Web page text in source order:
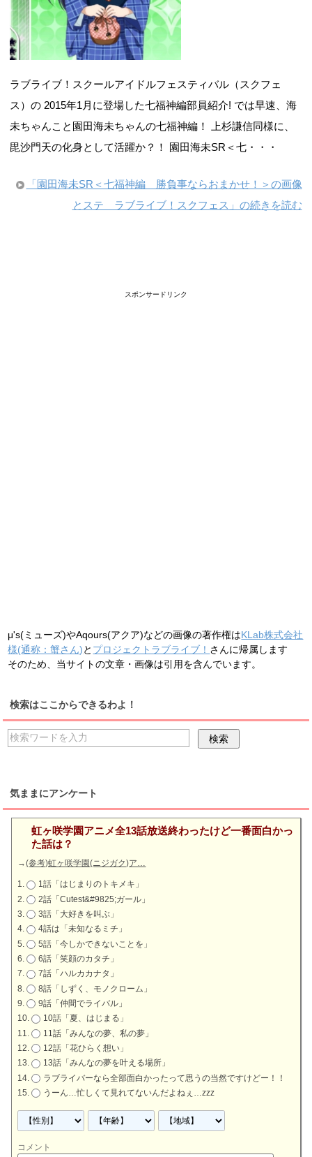
ラブライブ！スクールアイドルフェスティバル（スクフェ
ス）の 2015年1月に登場した七福神編部員紹介! では早速、海
未ちゃんこと園田海未ちゃんの七福神編！ 上杉謙信同様に、
毘沙門天の化身として活躍か？！ 園田海未SR＜七・・・
「園田海未SR＜七福神編 勝負事ならおまかせ！＞の画像
とステ ラブライブ！スクフェス」の続きを読む
スポンサードリンク
μ's(ミューズ)やAqours(アクア)などの画像の著作権はKLab株式会社
様(通称：蟹さん)と プロジェクトラブライブ！ さんに帰属します
そのため、当サイトの文章・画像は引用を含んでいます。
検索はここからできるわよ！
気ままにアンケート
虹ヶ咲学園アニメ全13話放送終わったけど一番面白かっ
た話は？
→(参考)虹ヶ咲学園(ニジガク)ア…
1話「はじまりのトキメキ」
2話「Cutest&#9825;ガール」
3話「大好きを叫ぶ」
4話は「未知なるミチ」
5話「今しかできないことを」
6話「笑顔のカタチ」
7話「ハルカカナタ」
8話「しずく、モノクローム」
9話「仲間でライバル」
10話「夏、はじまる」
11話「みんなの夢、私の夢」
12話「花ひらく想い」
13話「みんなの夢を叶える場所」
ラブライバーなら全部面白かったって思うの当然ですけどー！！
うーん…忙しくて見れてないんだよねぇ…zzz
コメント